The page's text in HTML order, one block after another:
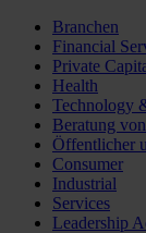
Branchen
Financial
Private
Health
Technology
Beratung
Öffentlicher
Consumer
Industrial
Services
Leadership